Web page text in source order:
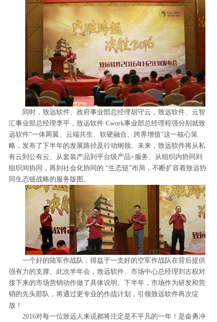
同时，致远软件、政府事业部总经理胡守云，致远软件、云智
汇事业部总经理李平，致远软件 Cwork事业部总经理程强分别就致
远软件“一体两翼、云端共生、软硬融合、跨界增值”这一核心策
略，发布了下半年的发展路径及行动纲领。未来，致远软件将从私
有云到公有云、从套装产品到平台级产品+服务、从组织内协同到
组织间协同，再到社会化协同的 “生态链”布局，不断扩容着致远协
同生态链战略的服务版图。
一个好的陆军作战队，得益于一支好的空军作战队在背后提供
强有力的支撑。此次半年会，致远软件、市场中心总经理刘古权对
接下来的市场营销动作做了具体说明。下半年，市场作为研发和营
销的先头部队，将通过更专业的作战计划，引领致远软件再次绽
放！
2016对每一位致远人来说都将注定是不平凡的一年！是奋勇冲